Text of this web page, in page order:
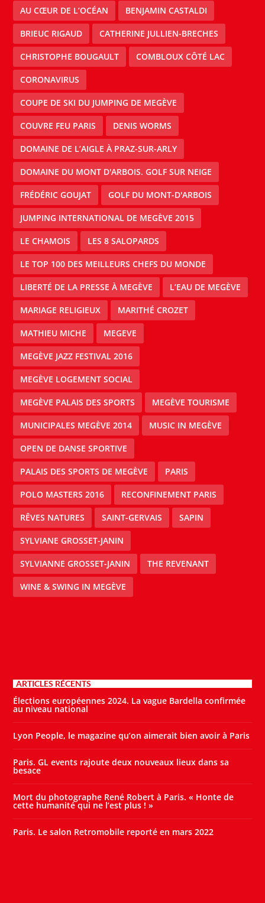
AU CŒUR DE L’OCÉAN BENJAMIN CASTALDI
BRIEUC RIGAUD CATHERINE JULLIEN-BRECHES
CHRISTOPHE BOUGAULT COMBLOUX CÔTÉ LAC
CORONAVIRUS
COUPE DE SKI DU JUMPING DE MEGÈVE
COUVRE FEU PARIS DENIS WORMS
DOMAINE DE L’AIGLE À PRAZ-SUR-ARLY
DOMAINE DU MONT D'ARBOIS. GOLF SUR NEIGE
FRÉDÉRIC GOUJAT GOLF DU MONT-D'ARBOIS
JUMPING INTERNATIONAL DE MEGÈVE 2015
LE CHAMOIS LES 8 SALOPARDS
LE TOP 100 DES MEILLEURS CHEFS DU MONDE
LIBERTÉ DE LA PRESSE À MEGÈVE L’EAU DE MEGÈVE
MARIAGE RELIGIEUX MARITHÉ CROZET
MATHIEU MICHE MEGEVE
MEGÈVE JAZZ FESTIVAL 2016
MEGÈVE LOGEMENT SOCIAL
MEGÈVE PALAIS DES SPORTS MEGÈVE TOURISME
MUNICIPALES MEGÈVE 2014 MUSIC IN MEGÈVE
OPEN DE DANSE SPORTIVE
PALAIS DES SPORTS DE MEGÈVE PARIS
POLO MASTERS 2016 RECONFINEMENT PARIS
RÊVES NATURES SAINT-GERVAIS SAPIN
SYLVIANE GROSSET-JANIN
SYLVIANNE GROSSET-JANIN THE REVENANT
WINE & SWING IN MEGÈVE
ARTICLES RÉCENTS
Élections européennes 2024. La vague Bardella confirmée
au niveau national
Lyon People, le magazine qu’on aimerait bien avoir à Paris
Paris. GL events rajoute deux nouveaux lieux dans sa
besace
Mort du photographe René Robert à Paris. « Honte de
cette humanité qui ne l’est plus ! »
Paris. Le salon Retromobile reporté en mars 2022